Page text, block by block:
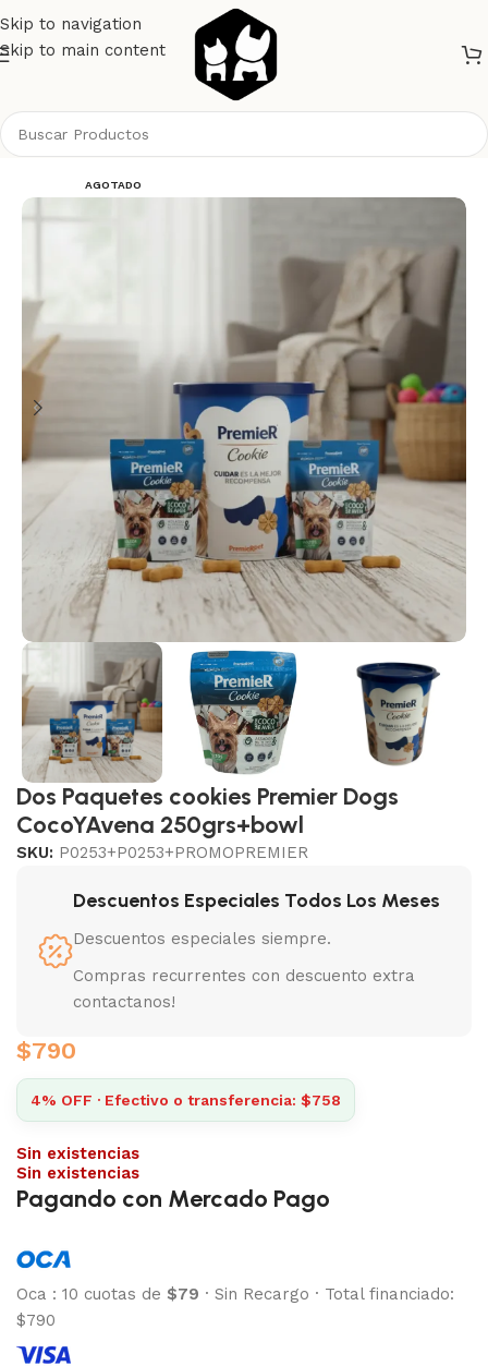
Skip to navigation
Skip to main content
AGOTADO
Dos Paquetes cookies Premier Dogs
CocoYAvena 250grs+bowl
SKU: P0253+P0253+PROMOPREMIER
Descuentos Especiales Todos Los Meses
Descuentos especiales siempre.
Compras recurrentes con descuento extra
contactanos!
$790
4% OFF · Efectivo o transferencia: $758
Sin existencias
Sin existencias
Pagando con Mercado Pago
Oca : 10 cuotas de $79 · Sin Recargo · Total financiado:
$790